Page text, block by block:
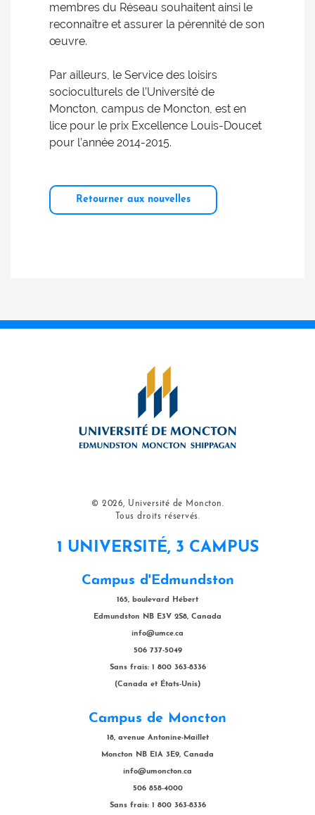
membres du Réseau souhaitent ainsi le
reconnaître et assurer la pérennité de son
œuvre.
Par ailleurs, le Service des loisirs
socioculturels de l’Université de
Moncton, campus de Moncton, est en
lice pour le prix Excellence Louis-Doucet
pour l’année 2014-2015.
Retourner aux nouvelles
© 2026, Université de Moncton.
Tous droits réservés.
1 UNIVERSITÉ, 3 CAMPUS
Campus d'Edmundston
165, boulevard Hébert
Edmundston NB E3V 2S8, Canada
info@umce.ca
506 737-5049
Sans frais: 1 800 363-8336
(Canada et États-Unis)
Campus de Moncton
18, avenue Antonine-Maillet
Moncton NB E1A 3E9, Canada
info@umoncton.ca
506 858-4000
Sans frais: 1 800 363-8336